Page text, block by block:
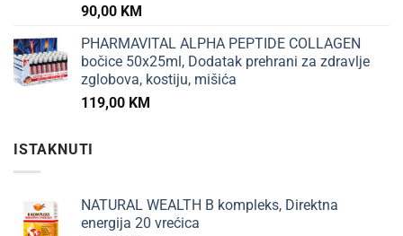
90,00 KM
PHARMAVITAL ALPHA PEPTIDE COLLAGEN
bočice 50x25ml, Dodatak prehrani za zdravlje
zglobova, kostiju, mišića
119,00 KM
ISTAKNUTI
NATURAL WEALTH B kompleks, Direktna
energija 20 vrećica